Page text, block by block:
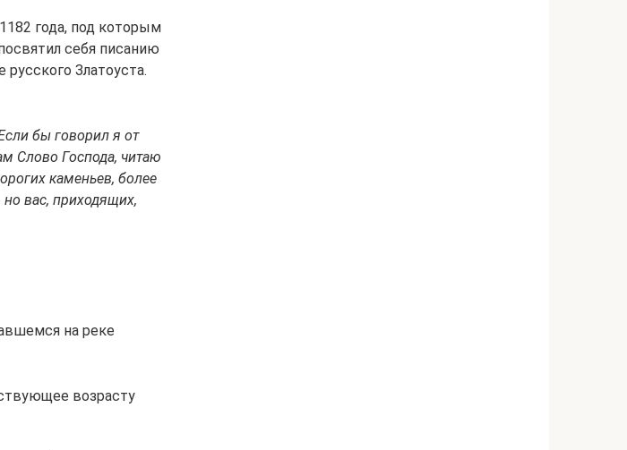
года, под которым
себя писанию
Златоуста.
бы говорил я от
Слово Господа, читаю
каменьев, более
вас, приходящих,
на реке
возрасту